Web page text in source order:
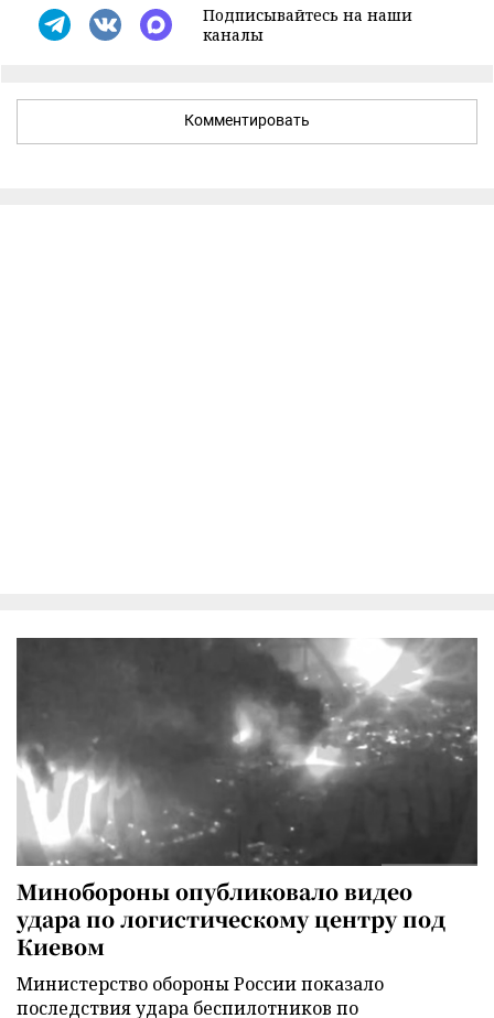
Подписывайтесь на наши
каналы
Комментировать
Минобороны опубликовало видео
удара по логистическому центру под
Киевом
Министерство обороны России показало
последствия удара беспилотников по